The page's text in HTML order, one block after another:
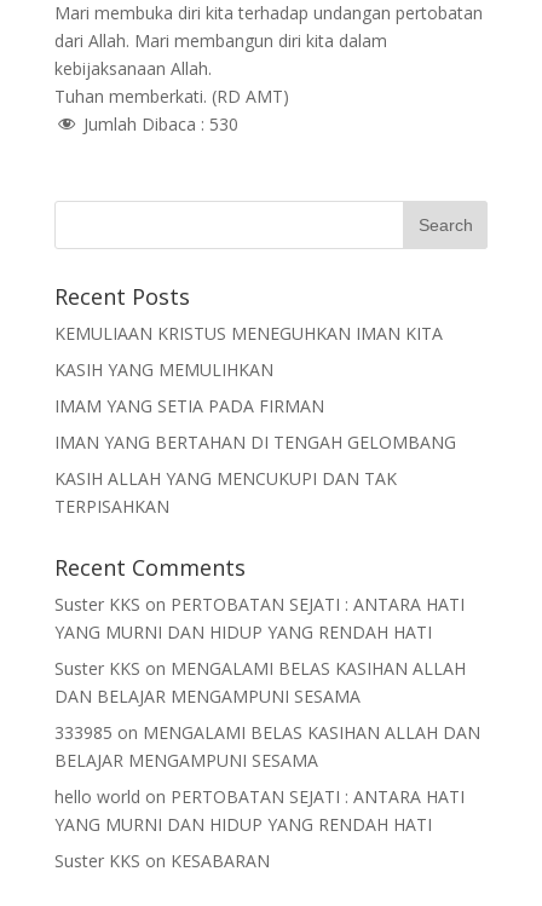
Mari membuka diri kita terhadap undangan pertobatan
dari Allah. Mari membangun diri kita dalam
kebijaksanaan Allah.
Tuhan memberkati. (RD AMT)
Jumlah Dibaca : 530
Recent Posts
KEMULIAAN KRISTUS MENEGUHKAN IMAN KITA
KASIH YANG MEMULIHKAN
IMAM YANG SETIA PADA FIRMAN
IMAN YANG BERTAHAN DI TENGAH GELOMBANG
KASIH ALLAH YANG MENCUKUPI DAN TAK
TERPISAHKAN
Recent Comments
Suster KKS on PERTOBATAN SEJATI : ANTARA HATI
YANG MURNI DAN HIDUP YANG RENDAH HATI
Suster KKS on MENGALAMI BELAS KASIHAN ALLAH
DAN BELAJAR MENGAMPUNI SESAMA
333985 on MENGALAMI BELAS KASIHAN ALLAH DAN
BELAJAR MENGAMPUNI SESAMA
hello world on PERTOBATAN SEJATI : ANTARA HATI
YANG MURNI DAN HIDUP YANG RENDAH HATI
Suster KKS on KESABARAN